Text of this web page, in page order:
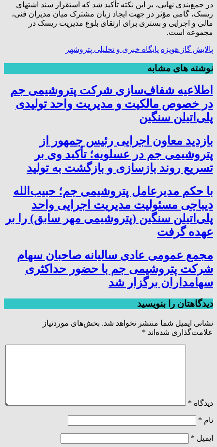
در جمع‌بندی نهایی، بر این نکته تأکید شد که استقرار سند اشتهای
ریسک، گامی مؤثر در جهت ایجاد زبان مشترک میان مدیران فنی،
مالی و اجرایی و بستری برای ارتقای بلوغ مدیریت ریسک در
مجموعه است.
پالایش گاز هویزه پایگاه خبری و تحلیلی پتروشهر
نوشته های مشابه
اطلاعیه شفاف‌سازی شرکت پتروشیمی جم
در خصوص مالکیت و مدیریت واحد تولیدی
پلی‌اتیلن سنگین
بازدید معاون اجرایی رئیس جمهور از
پتروشیمی جم در عسلویه؛ تأکید وی بر
تسریع روند بازسازی و بازگشت به تولید
با حکم مدیرعامل پتروشیمی جم؛ حبیب‌الله
دیباجی مسئولیت مدیریت اجرایی واحد
پلی‌اتیلن سنگین (پتروشیمی مهر سابق) را بر
عهده گرفت
مجمع عمومی عادی سالیانه صاحبان سهام
شرکت پتروشیمی جم با حضور حداکثری
سهامداران برگزار شد
دیدگاهتان را بنویسید
نشانی ایمیل شما منتشر نخواهد شد. بخش‌های موردنیاز
علامت‌گذاری شده‌اند *
دیدگاه *
نام *
ایمیل *